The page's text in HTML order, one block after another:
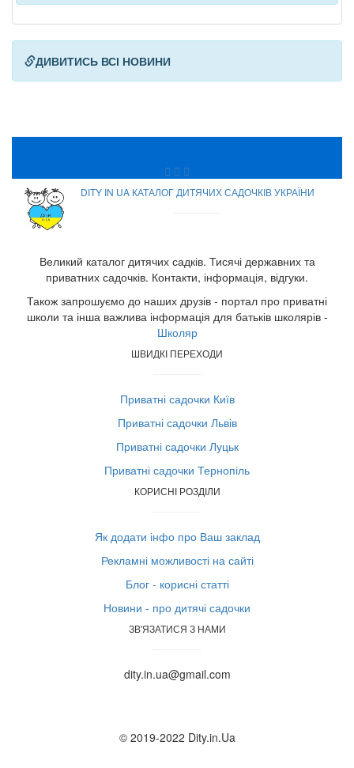
ДИВИТИСЬ ВСІ НОВИНИ
DITY IN UA КАТАЛОГ ДИТЯЧИХ САДОЧКІВ УКРАЇНИ
Великий каталог дитячих садків. Тисячі державних та
приватних садочків. Контакти, інформація, відгуки.
Також запрошуємо до наших друзів - портал про приватні
школи та інша важлива інформація для батьків школярів -
Школяр
ШВИДКІ ПЕРЕХОДИ
Приватні садочки Київ
Приватні садочки Львів
Приватні садочки Луцьк
Приватні садочки Тернопіль
КОРИСНІ РОЗДІЛИ
Як додати інфо про Ваш заклад
Рекламні можливості на сайті
Блог - корисні статті
Новини - про дитячі садочки
ЗВ'ЯЗАТИСЯ З НАМИ
dity.in.ua@gmail.com
© 2019-2022 Dity.in.Ua